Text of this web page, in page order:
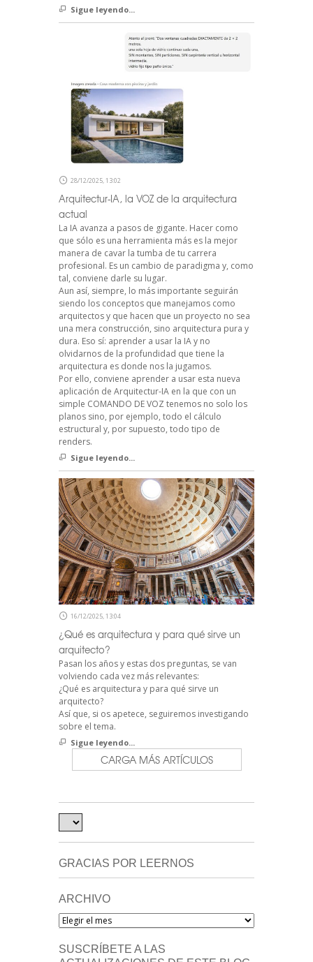
Sigue leyendo...
28/12/2025, 13:02
Arquitectur-IA, la VOZ de la arquitectura
actual
La IA avanza a pasos de gigante. Hacer como
que sólo es una herramienta más es la mejor
manera de cavar la tumba de tu carrera
profesional. Es un cambio de paradigma y, como
tal, conviene darle su lugar.
Aun así, siempre, lo más importante seguirán
siendo los conceptos que manejamos como
arquitectos y que hacen que un proyecto no sea
una mera construcción, sino arquitectura pura y
dura. Eso sí: aprender a usar la IA y no
olvidarnos de la profundidad que tiene la
arquitectura es donde nos la jugamos.
Por ello, conviene aprender a usar esta nueva
aplicación de Arquitectur-IA en la que con un
simple COMANDO DE VOZ tenemos no solo los
planos sino, por ejemplo, todo el cálculo
estructural y, por supuesto, todo tipo de
renders.
Sigue leyendo...
16/12/2025, 13:04
¿Qué es arquitectura y para qué sirve un
arquitecto?
Pasan los años y estas dos preguntas, se van
volviendo cada vez más relevantes:
¿Qué es arquitectura y para qué sirve un
arquitecto?
Así que, si os apetece, seguiremos investigando
sobre el tema.
Sigue leyendo...
CARGA MÁS ARTÍCULOS
GRACIAS POR LEERNOS
ARCHIVO
Archivo
SUSCRÍBETE A LAS